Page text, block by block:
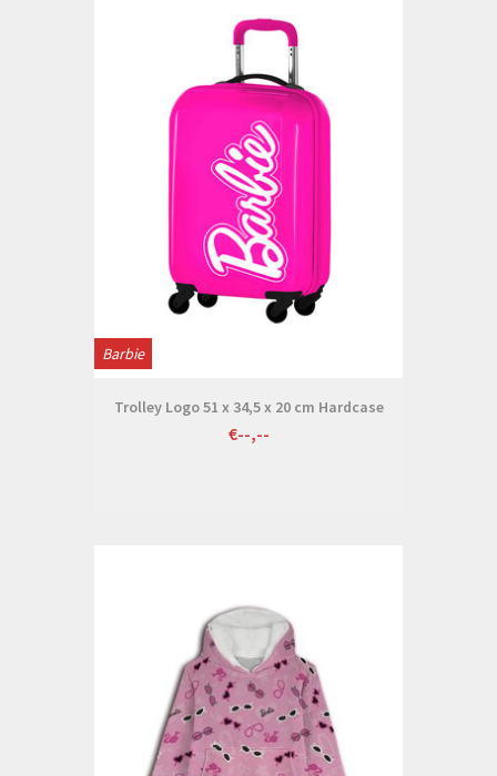
Barbie
Trolley Logo 51 x 34,5 x 20 cm Hardcase
€--,--